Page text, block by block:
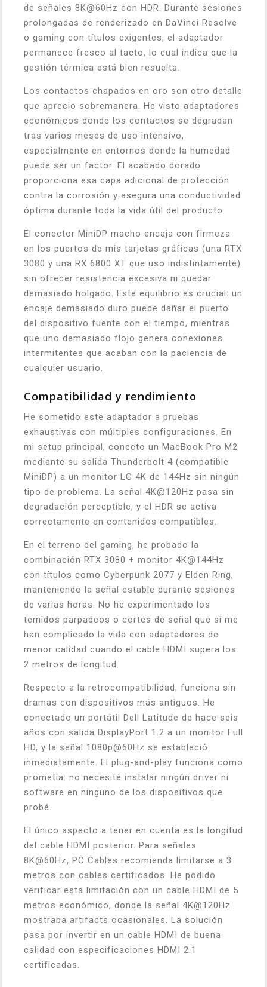
de señales 8K@60Hz con HDR. Durante sesiones
prolongadas de renderizado en DaVinci Resolve
o gaming con títulos exigentes, el adaptador
permanece fresco al tacto, lo cual indica que la
gestión térmica está bien resuelta.
Los contactos chapados en oro son otro detalle
que aprecio sobremanera. He visto adaptadores
económicos donde los contactos se degradan
tras varios meses de uso intensivo,
especialmente en entornos donde la humedad
puede ser un factor. El acabado dorado
proporciona esa capa adicional de protección
contra la corrosión y asegura una conductividad
óptima durante toda la vida útil del producto.
El conector MiniDP macho encaja con firmeza
en los puertos de mis tarjetas gráficas (una RTX
3080 y una RX 6800 XT que uso indistintamente)
sin ofrecer resistencia excesiva ni quedar
demasiado holgado. Este equilibrio es crucial: un
encaje demasiado duro puede dañar el puerto
del dispositivo fuente con el tiempo, mientras
que uno demasiado flojo genera conexiones
intermitentes que acaban con la paciencia de
cualquier usuario.
Compatibilidad y rendimiento
He sometido este adaptador a pruebas
exhaustivas con múltiples configuraciones. En
mi setup principal, conecto un MacBook Pro M2
mediante su salida Thunderbolt 4 (compatible
MiniDP) a un monitor LG 4K de 144Hz sin ningún
tipo de problema. La señal 4K@120Hz pasa sin
degradación perceptible, y el HDR se activa
correctamente en contenidos compatibles.
En el terreno del gaming, he probado la
combinación RTX 3080 + monitor 4K@144Hz
con títulos como Cyberpunk 2077 y Elden Ring,
manteniendo la señal estable durante sesiones
de varias horas. No he experimentado los
temidos parpadeos o cortes de señal que sí me
han complicado la vida con adaptadores de
menor calidad cuando el cable HDMI supera los
2 metros de longitud.
Respecto a la retrocompatibilidad, funciona sin
dramas con dispositivos más antiguos. He
conectado un portátil Dell Latitude de hace seis
años con salida DisplayPort 1.2 a un monitor Full
HD, y la señal 1080p@60Hz se estableció
inmediatamente. El plug-and-play funciona como
prometía: no necesité instalar ningún driver ni
software en ninguno de los dispositivos que
probé.
El único aspecto a tener en cuenta es la longitud
del cable HDMI posterior. Para señales
8K@60Hz, PC Cables recomienda limitarse a 3
metros con cables certificados. He podido
verificar esta limitación con un cable HDMI de 5
metros económico, donde la señal 4K@120Hz
mostraba artifacts ocasionales. La solución
pasa por invertir en un cable HDMI de buena
calidad con especificaciones HDMI 2.1
certificadas.